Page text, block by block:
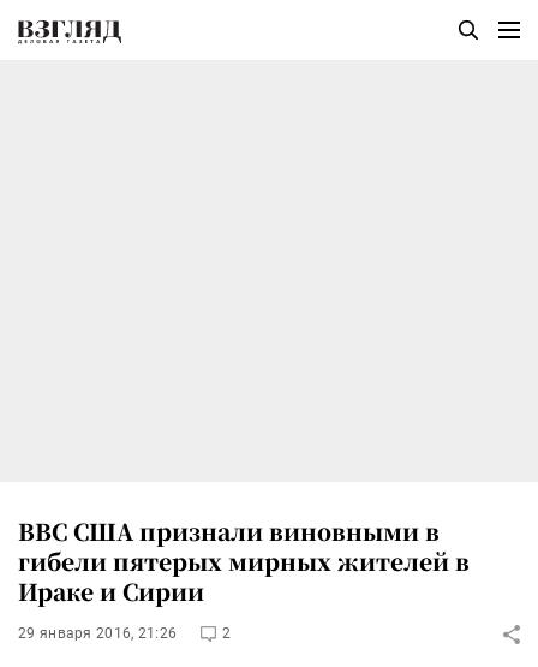
ВВС США признали виновными в
гибели пятерых мирных жителей в
Ираке и Сирии
29 января 2016, 21:26 2